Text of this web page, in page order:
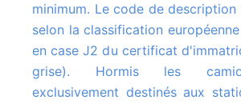
minimum. Le code de description
selon la classification
en case J2 du certificat
grise). Hormis les
exclusivement destinés aux